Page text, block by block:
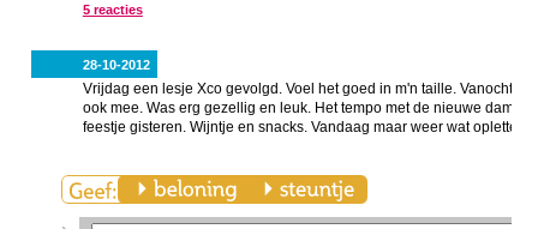
5 reacties
28-10-2012
Vrijdag een lesje Xco gevolgd. Voel het goed in m'n taille.
ook mee. Was erg gezellig en leuk. Het tempo met de nieuwe
feestje gisteren. Wijntje en snacks. Vandaag maar weer wat opletten.